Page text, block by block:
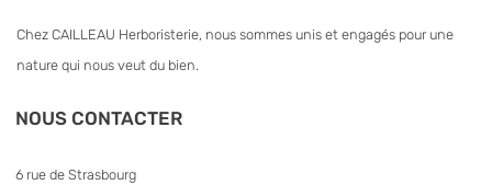
Chez CAILLEAU Herboristerie, nous sommes unis et engagés pour une
nature qui nous veut du bien.
NOUS CONTACTER
6 rue de Strasbourg